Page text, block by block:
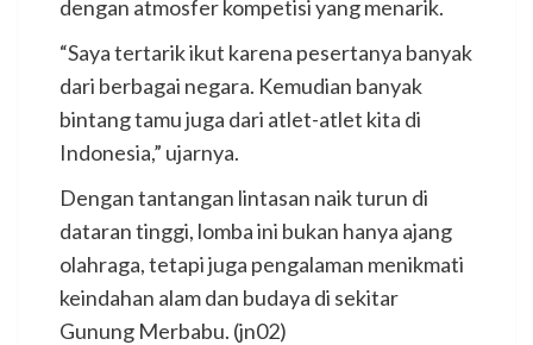
dengan atmosfer kompetisi yang menarik.
“Saya tertarik ikut karena pesertanya banyak
dari berbagai negara. Kemudian banyak
bintang tamu juga dari atlet-atlet kita di
Indonesia,” ujarnya.
Dengan tantangan lintasan naik turun di
dataran tinggi, lomba ini bukan hanya ajang
olahraga, tetapi juga pengalaman menikmati
keindahan alam dan budaya di sekitar
Gunung Merbabu. (jn02)